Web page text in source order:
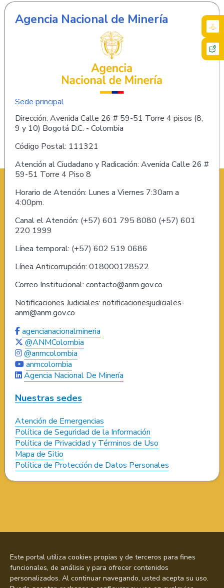
Agencia Nacional de Minería
Sede principal
Dirección: Avenida Calle 26 # 59-51 Torre 4 pisos (8,
9 y 10) Bogotá D.C. - Colombia
Código Postal: 111321
Atención al Ciudadano y Radicación: Avenida Calle 26 #
59-51 Torre 4 Piso 8
Horario de Atención: Lunes a Viernes 7:30am a
4:00pm.
Canal el Atención: (+57) 601 795 8080 (+57) 601
220 1999
Línea temporal: (+57) 602 519 0686
Línea Anticorrupción: 018000128522
Correo Institucional: contacto@anm.gov.co
Notificaciones Judiciales: notificacionesjudiciales-
anm@anm.gov.co
agencianacionalmineria
@ANMColombia
@anmcolombia
anmcolombia
Agencia Nacional De Minería
Nuestras sedes
Atención de Emergencias
Política de Seguridad de la Información
Política de Privacidad y Términos de Uso
Mapa de Sitio
Política de Protección de Datos Personales
Este portal utiliza cookies propias y de terceros para fines
funcionales, de análisis y para ofrecer contenidos
personalizados. Al continuar navegando, usted acepta su uso.